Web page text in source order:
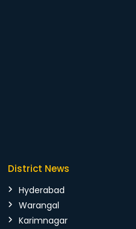
District News
Hyderabad
Warangal
Karimnagar